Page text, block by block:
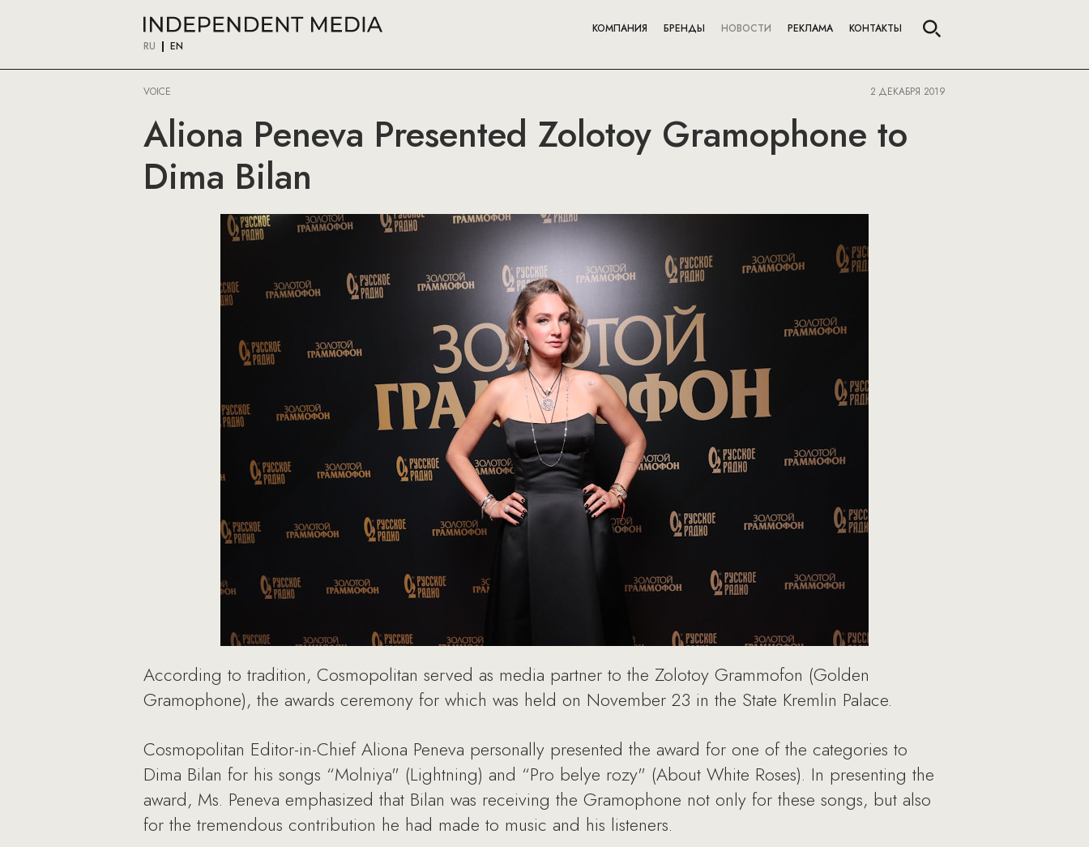
RU EN
КОМПАНИЯ БРЕНДЫ НОВОСТИ РЕКЛАМА КОНТАКТЫ
VOICE 2 ДЕКАБРЯ 2019
Aliona Peneva Presented Zolotoy Gramophone to
Dima Bilan
According to tradition, Cosmopolitan served as media partner to the Zolotoy Grammofon (Golden
Gramophone), the awards ceremony for which was held on November 23 in the State Kremlin Palace.
Cosmopolitan Editor-in-Chief Aliona Peneva personally presented the award for one of the categories to
Dima Bilan for his songs “Molniya" (Lightning) and “Pro belye rozy" (About White Roses). In presenting the
award, Ms. Peneva emphasized that Bilan was receiving the Gramophone not only for these songs, but also
for the tremendous contribution he had made to music and his listeners.